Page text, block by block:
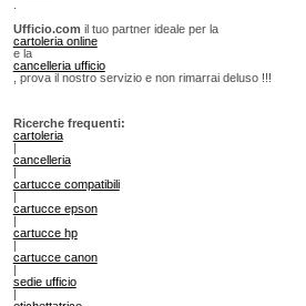
Ufficio.com il tuo partner ideale per la
cartoleria online
e la
cancelleria ufficio
, prova il nostro servizio e non rimarrai deluso !!!
Ricerche frequenti:
cartoleria
|
cancelleria
|
cartucce compatibili
|
cartucce epson
|
cartucce hp
|
cartucce canon
|
sedie ufficio
|